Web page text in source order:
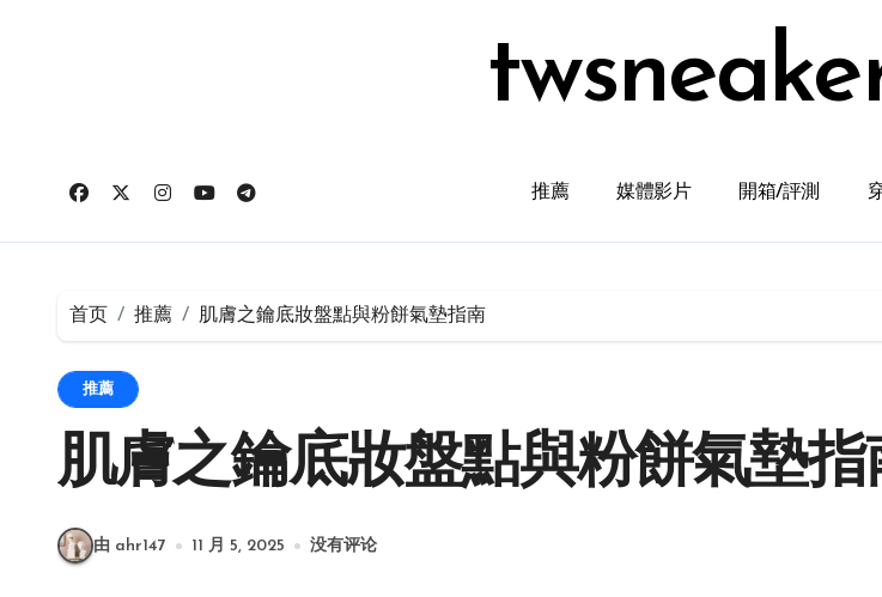
推薦 媒體影片 開箱/評測
首页 推薦 肌膚之鑰底妝盤點與粉餅氣墊指南
推薦
肌膚之鑰底妝盤點與粉餅氣墊指
由 ahr147 11 月 5, 2025 没有评论